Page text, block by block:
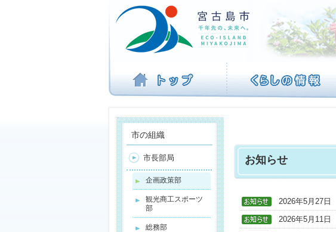
ビ
を
ば
す
お知らせ
2026年5月27日
2026年5月11日
市の組織
市長部局
企画政策部
観光商工スポーツ
部
総務部